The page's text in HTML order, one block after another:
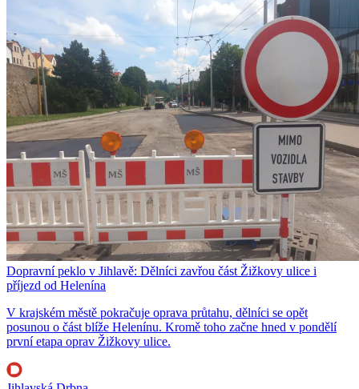
Dopravní peklo v Jihlavě: Dělníci zavřou část Žižkovy ulice i
příjezd od Helenína
V krajském městě pokračuje oprava průtahu, dělníci se opět
posunou o část blíže Helenínu. Kromě toho začne hned v pondělí
první etapa oprav Žižkovy ulice.